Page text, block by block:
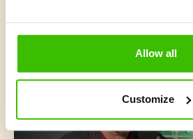
Allow all
Customize
Co je v